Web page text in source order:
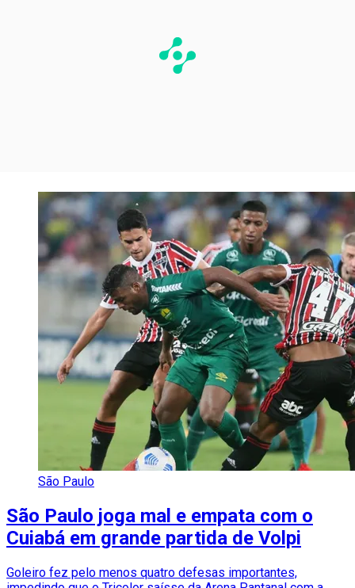
São Paulo
São Paulo joga mal e empata com o
Cuiabá em grande partida de Volpi
Goleiro fez pelo menos quatro defesas importantes,